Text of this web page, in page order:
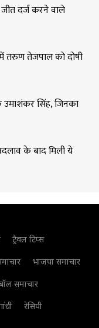
दर्ज करने वाले
में तरुण तेजपाल को दोषी
उमाशंकर सिंह, जिनका
के बाद मिली ये
ट्रैवल टिप्स
भाजपा समाचार
समाचार
रेसिपी